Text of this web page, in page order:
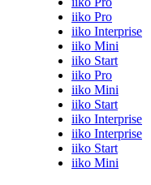
iiko Pro
iiko Interprise
iiko Mini
iiko Start
iiko Pro
iiko Mini
iiko Start
iiko Interprise
iiko Interprise
iiko Start
iiko Mini